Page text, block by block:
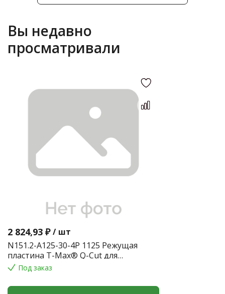
Вы недавно
просматривали
2 824,93 ₽ / шт
N151.2-A125-30-4P 1125 Режущая
пластина T-Max® Q-Cut для
профильной обработки
Под заказ